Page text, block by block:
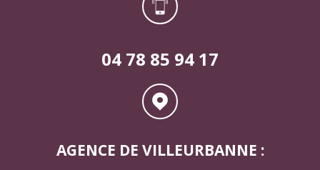
04 78 85 94 17
AGENCE DE VILLEURBANNE :